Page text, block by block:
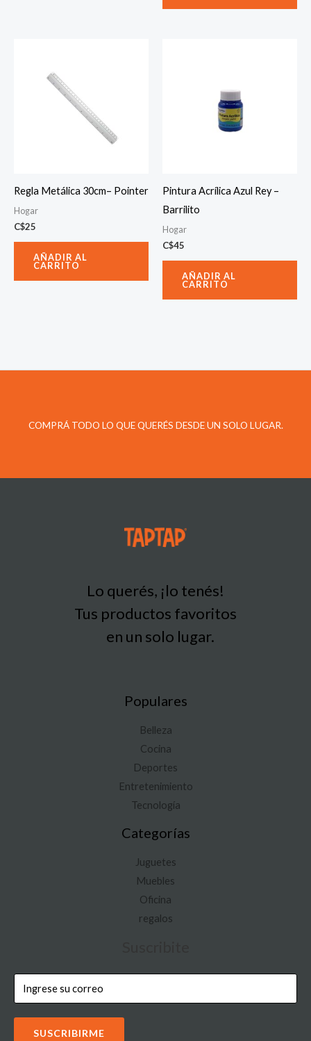
Regla Metálica 30cm– Pointer
Hogar
C$25
AÑADIR AL
CARRITO
Pintura Acrílica Azul Rey –
Barrilito
Hogar
C$45
AÑADIR AL
CARRITO
COMPRÁ TODO LO QUE QUERÉS DESDE UN SOLO LUGAR.
Lo querés, ¡lo tenés!
Tus productos favoritos
en un solo lugar.
Populares
Belleza
Cocina
Deportes
Entretenimiento
Tecnología
Categorías
Juguetes
Muebles
Oficina
regalos
SUSCRIBIRME